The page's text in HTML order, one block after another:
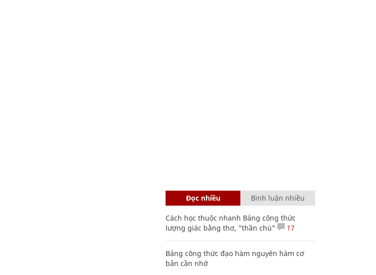
Đọc nhiều Bình luận nhiều
Cách học thuộc nhanh Bảng công thức
lượng giác bằng thơ, "thần chú"
17
Bảng công thức đạo hàm nguyên hàm cơ
bản cần nhớ